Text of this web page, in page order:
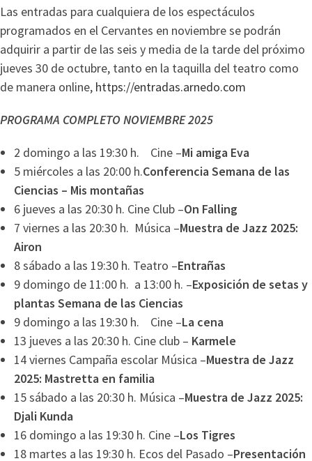
Las entradas para cualquiera de los espectáculos
programados en el Cervantes en noviembre se podrán
adquirir a partir de las seis y media de la tarde del próximo
jueves 30 de octubre, tanto en la taquilla del teatro como
de manera online, https://entradas.arnedo.com
PROGRAMA COMPLETO NOVIEMBRE 2025
2 domingo a las 19:30 h. Cine –Mi amiga Eva
5 miércoles a las 20:00 h.Conferencia Semana de las
Ciencias – Mis montañas
6 jueves a las 20:30 h. Cine Club –On Falling
7 viernes a las 20:30 h. Música –Muestra de Jazz 2025:
Airon
8 sábado a las 19:30 h. Teatro –Entrañas
9 domingo de 11:00 h. a 13:00 h. –Exposición de setas y
plantas Semana de las Ciencias
9 domingo a las 19:30 h. Cine –La cena
13 jueves a las 20:30 h. Cine club – Karmele
14 viernes Campaña escolar Música –Muestra de Jazz
2025: Mastretta en familia
15 sábado a las 20:30 h. Música –Muestra de Jazz 2025:
Djali Kunda
16 domingo a las 19:30 h. Cine –Los Tigres
18 martes a las 19:30 h. Ecos del Pasado –Presentación